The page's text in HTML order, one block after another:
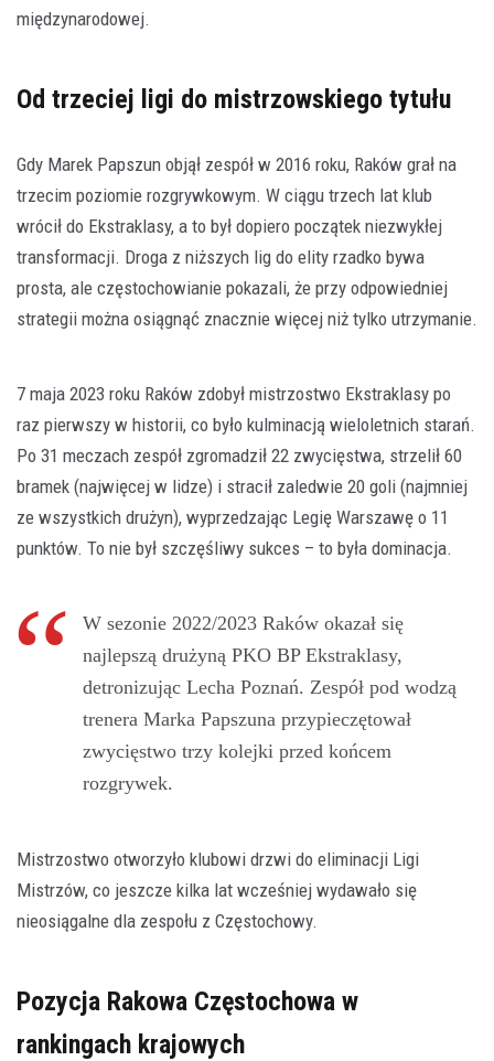
międzynarodowej.
Od trzeciej ligi do mistrzowskiego tytułu
Gdy Marek Papszun objął zespół w 2016 roku, Raków grał na
trzecim poziomie rozgrywkowym. W ciągu trzech lat klub
wrócił do Ekstraklasy, a to był dopiero początek niezwykłej
transformacji. Droga z niższych lig do elity rzadko bywa
prosta, ale częstochowianie pokazali, że przy odpowiedniej
strategii można osiągnąć znacznie więcej niż tylko utrzymanie.
7 maja 2023 roku Raków zdobył mistrzostwo Ekstraklasy po
raz pierwszy w historii, co było kulminacją wieloletnich starań.
Po 31 meczach zespół zgromadził 22 zwycięstwa, strzelił 60
bramek (najwięcej w lidze) i stracił zaledwie 20 goli (najmniej
ze wszystkich drużyn), wyprzedzając Legię Warszawę o 11
punktów. To nie był szczęśliwy sukces – to była dominacja.
W sezonie 2022/2023 Raków okazał się
najlepszą drużyną PKO BP Ekstraklasy,
detronizując Lecha Poznań. Zespół pod wodzą
trenera Marka Papszuna przypieczętował
zwycięstwo trzy kolejki przed końcem
rozgrywek.
Mistrzostwo otworzyło klubowi drzwi do eliminacji Ligi
Mistrzów, co jeszcze kilka lat wcześniej wydawało się
nieosiągalne dla zespołu z Częstochowy.
Pozycja Rakowa Częstochowa w
rankingach krajowych